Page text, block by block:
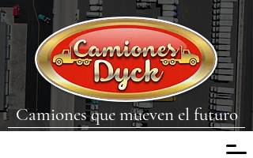
Camiones que mueven el futuro